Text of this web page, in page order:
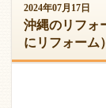
2024年07月17日
沖縄のリフォ
にリフォーム）